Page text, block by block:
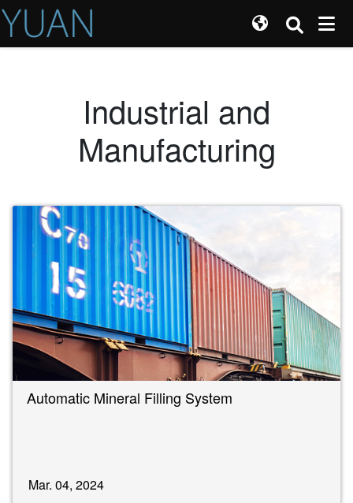
Industrial and
Manufacturing
Automatic Mineral Filling System
Mar. 04, 2024